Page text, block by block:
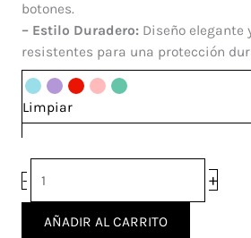
botones.
– Estilo Duradero:Diseño elegante
resistentes para una protección
Limpiar
- +
AÑADIR AL CARRITO